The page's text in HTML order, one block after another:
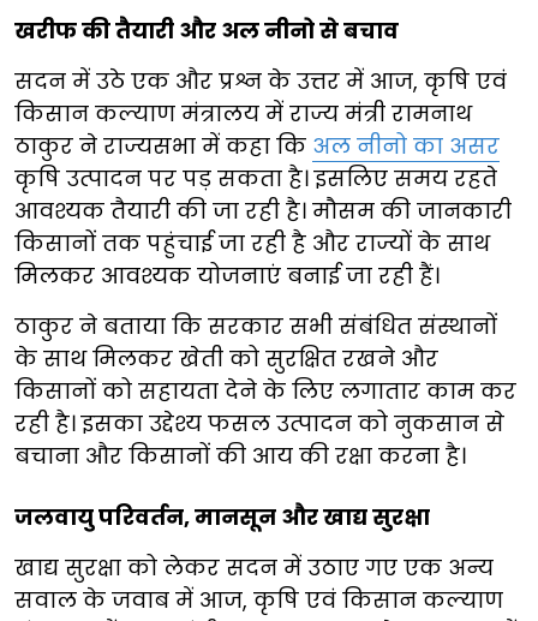
खरीफ की तैयारी और अल नीनो से बचाव
सदन में उठे एक और प्रश्न के उत्तर में आज, कृषि एवं
किसान कल्याण मंत्रालय में राज्य मंत्री रामनाथ
ठाकुर ने राज्यसभा में कहा कि अल नीनो का असर
कृषि उत्पादन पर पड़ सकता है। इसलिए समय रहते
आवश्यक तैयारी की जा रही है। मौसम की जानकारी
किसानों तक पहुंचाई जा रही है और राज्यों के साथ
मिलकर आवश्यक योजनाएं बनाई जा रही हैं।
ठाकुर ने बताया कि सरकार सभी संबंधित संस्थानों
के साथ मिलकर खेती को सुरक्षित रखने और
किसानों को सहायता देने के लिए लगातार काम कर
रही है। इसका उद्देश्य फसल उत्पादन को नुकसान से
बचाना और किसानों की आय की रक्षा करना है।
जलवायु परिवर्तन, मानसून और खाद्य सुरक्षा
खाद्य सुरक्षा को लेकर सदन में उठाए गए एक अन्य
सवाल के जवाब में आज, कृषि एवं किसान कल्याण